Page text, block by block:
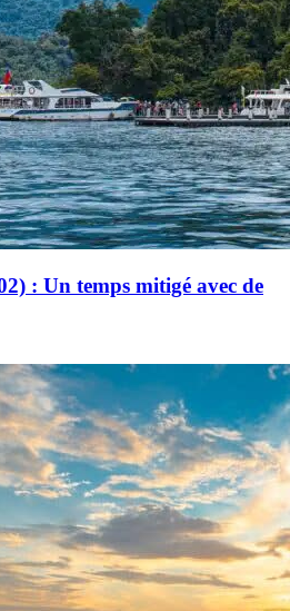
: Un temps mitigé avec de